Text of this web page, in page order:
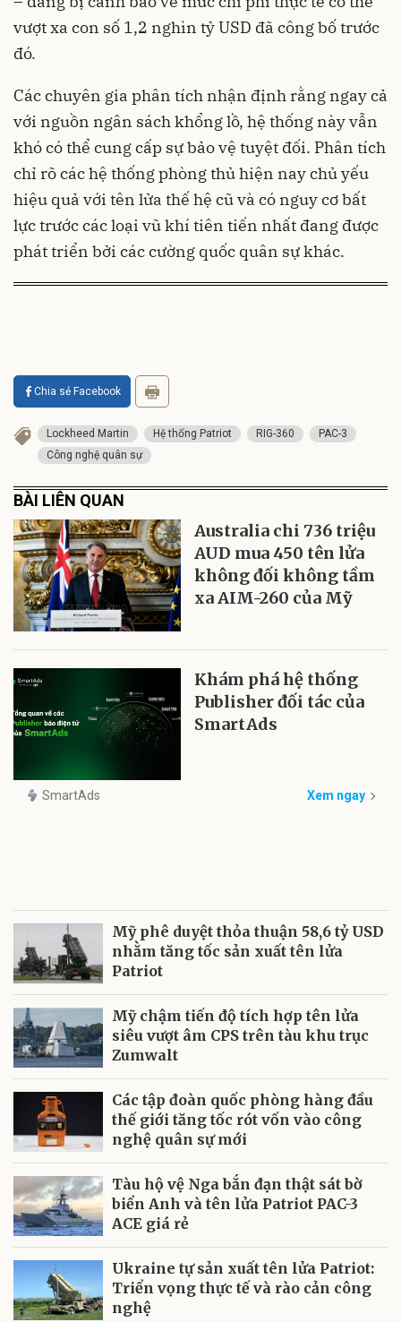
vượt xa con số 1,2 nghìn tỷ USD đã công bố trước
đó.
Các chuyên gia phân tích nhận định rằng ngay cả
với nguồn ngân sách khổng lồ, hệ thống này vẫn
khó có thể cung cấp sự bảo vệ tuyệt đối. Phân tích
chỉ rõ các hệ thống phòng thủ hiện nay chủ yếu
hiệu quả với tên lửa thế hệ cũ và có nguy cơ bất
lực trước các loại vũ khí tiên tiến nhất đang được
phát triển bởi các cường quốc quân sự khác.
Chia sẻ Facebook
Lockheed Martin Hệ thống Patriot RIG-360
PAC-3
Công nghệ quân sự
BÀI LIÊN QUAN
Australia chi 736 triệu
AUD mua 450 tên lửa
không đối không tầm
xa AIM-260 của Mỹ
Khám phá hệ thống
Publisher đối tác của
SmartAds
SmartAds Xem ngay
Mỹ phê duyệt thỏa thuận 58,6 tỷ USD
nhằm tăng tốc sản xuất tên lửa
Patriot
Mỹ chậm tiến độ tích hợp tên lửa
siêu vượt âm CPS trên tàu khu trục
Zumwalt
Các tập đoàn quốc phòng hàng đầu
thế giới tăng tốc rót vốn vào công
nghệ quân sự mới
Tàu hộ vệ Nga bắn đạn thật sát bờ
biển Anh và tên lửa Patriot PAC-3
ACE giá rẻ
Ukraine tự sản xuất tên lửa Patriot:
Triển vọng thực tế và rào cản công
nghệ